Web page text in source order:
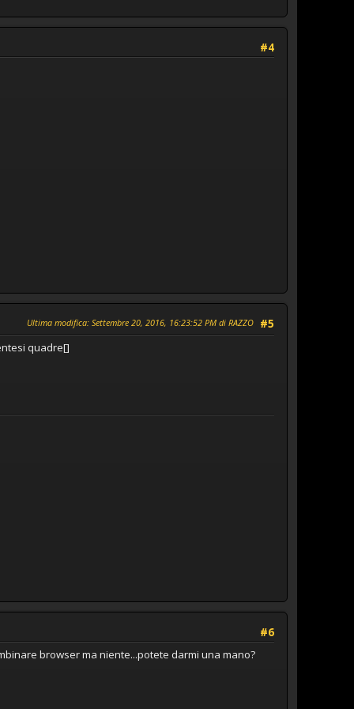
#4
#5
Ultima modifica: Settembre 20, 2016, 16:23:52 PM di RAZZO
quadre[]
#6
browser ma niente...potete darmi una mano?